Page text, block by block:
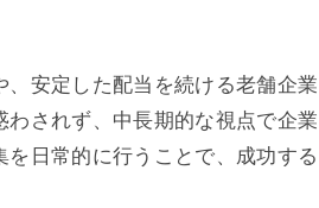
安定した配当を続ける老舗企業
されず、中長期的な視点で企業
日常的に行うことで、成功する